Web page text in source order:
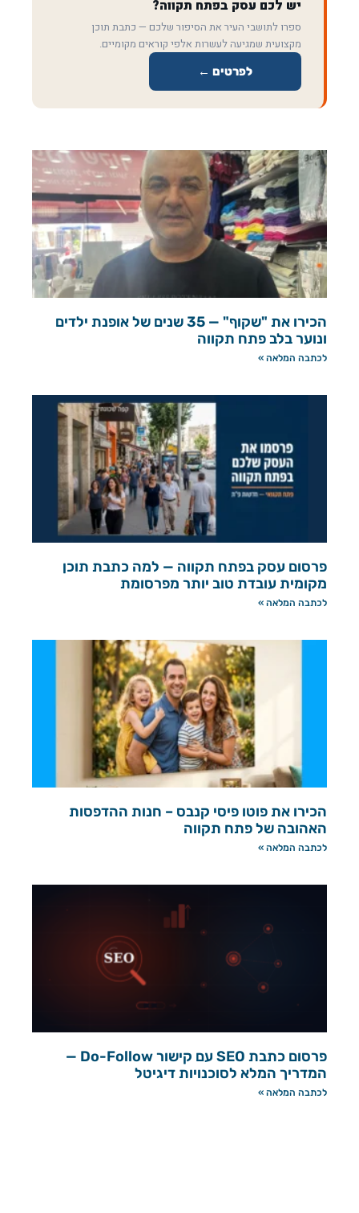
יש לכם עסק בפתח תקווה?
ספרו לתושבי העיר את הסיפור שלכם — כתבת תוכן
מקצועית שמגיעה לעשרות אלפי קוראים מקומיים.
לפרטים ←
הכירו את "שקוף" — 35 שנים של אופנת ילדים
ונוער בלב פתח תקווה
לכתבה המלאה »
פרסום עסק בפתח תקווה — למה כתבת תוכן
מקומית עובדת טוב יותר מפרסומת
לכתבה המלאה »
הכירו את פוטו פיסי קנבס – חנות ההדפסות
האהובה של פתח תקווה
לכתבה המלאה »
פרסום כתבת SEO עם קישור Do-Follow —
המדריך המלא לסוכנויות דיגיטל
לכתבה המלאה »